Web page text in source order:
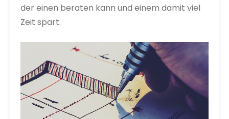
der einen beraten kann und einem damit viel
Zeit spart.